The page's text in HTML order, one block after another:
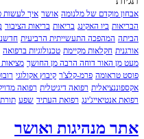
של מלנומה אושר איך לעשות טוב
ביו האקינג בריאות בריאות הציבור בריאות
המהפכה התעשייתית הרביעית חדשנות חיי
חקלאות מקיימת טכנולוגיות ברפואה לנשום
האור דוחה הרבה מן החושך מציאות מדומה
פרמ-קלצ'ר קיבוץ אקולוגי רובוטים
רפואה דיגיטלית רפואה מדויקת
רפואת העתיד שפע תורת השפע
מנהיגות ואושר